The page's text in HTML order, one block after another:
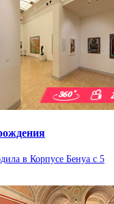
в Корпусе Бенуа с 5